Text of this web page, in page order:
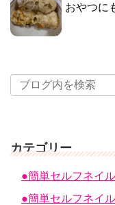
おやつに
カテゴリー
●簡単セルフネイ
●簡単セルフネイル